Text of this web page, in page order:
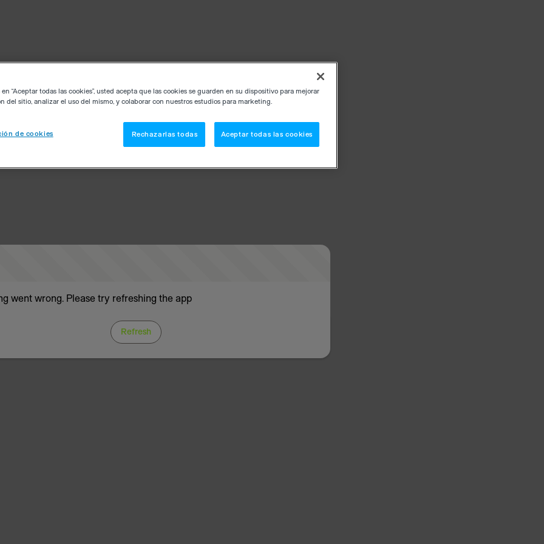
went wrong. Please try refreshing the app
Refresh
“Aceptar todas las cookies”, usted acepta que las cookies se guarden en su dispositivo para mejorar
del sitio, analizar el uso del mismo, y colaborar con nuestros estudios para marketing.
de cookies Rechazarlas todas Aceptar todas las cookies